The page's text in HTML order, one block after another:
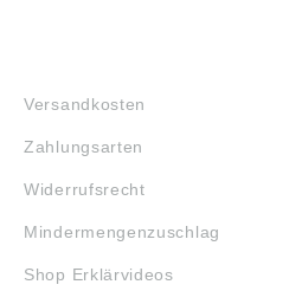
Versandkosten
Zahlungsarten
Widerrufsrecht
Mindermengenzuschlag
Shop Erklärvideos